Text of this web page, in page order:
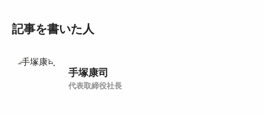
記事を書いた人
手塚康司
代表取締役社長